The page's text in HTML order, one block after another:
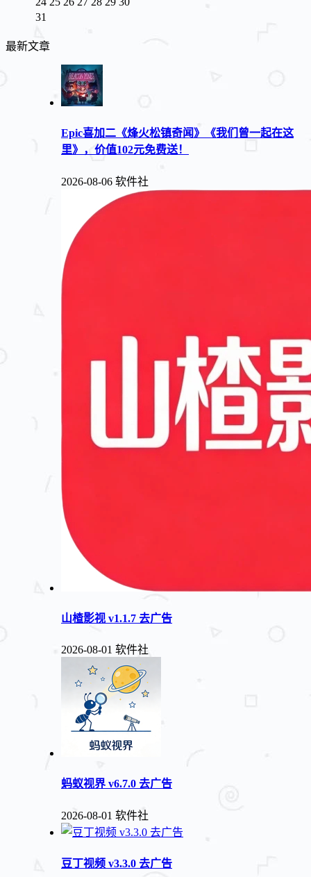
31
最新文章
Epic喜加二《烽火松镇奇闻》《我们曾一起在这
里》，价值102元免费送！
2026-08-06 软件社
山楂影视 v1.1.7 去广告
2026-08-01 软件社
蚂蚁视界 v6.7.0 去广告
2026-08-01 软件社
豆丁视频 v3.3.0 去广告